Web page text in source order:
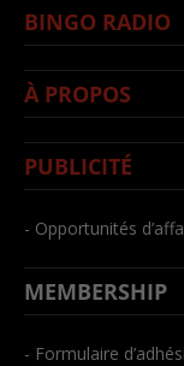
BINGO RADIO
À PROPOS
PUBLICITÉ
- Opportunités
MEMBERSHIP
- Formulaire